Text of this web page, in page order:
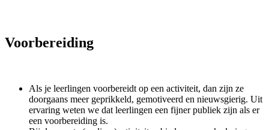
Voorbereiding
Als je leerlingen voorbereidt op een activiteit, dan zijn ze
doorgaans meer geprikkeld, gemotiveerd en nieuwsgierig. Uit
ervaring weten we dat leerlingen een fijner publiek zijn als er
een voorbereiding is.